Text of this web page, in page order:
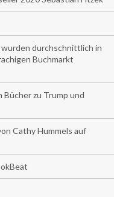
durchschnittlich in
Buchmarkt
zu Trump und
Cathy Hummels auf